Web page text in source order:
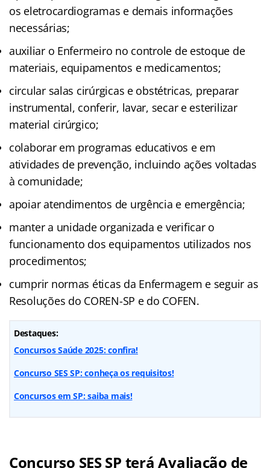
os eletrocardiogramas e demais informações
necessárias;
auxiliar o Enfermeiro no controle de estoque de
materiais, equipamentos e medicamentos;
circular salas cirúrgicas e obstétricas, preparar
instrumental, conferir, lavar, secar e esterilizar
material cirúrgico;
colaborar em programas educativos e em
atividades de prevenção, incluindo ações voltadas
à comunidade;
apoiar atendimentos de urgência e emergência;
manter a unidade organizada e verificar o
funcionamento dos equipamentos utilizados nos
procedimentos;
cumprir normas éticas da Enfermagem e seguir as
Resoluções do COREN-SP e do COFEN.
Destaques:
Concursos Saúde 2025: confira!
Concurso SES SP: conheça os requisitos!
Concursos em SP: saiba mais!
Concurso SES SP terá Avaliação de